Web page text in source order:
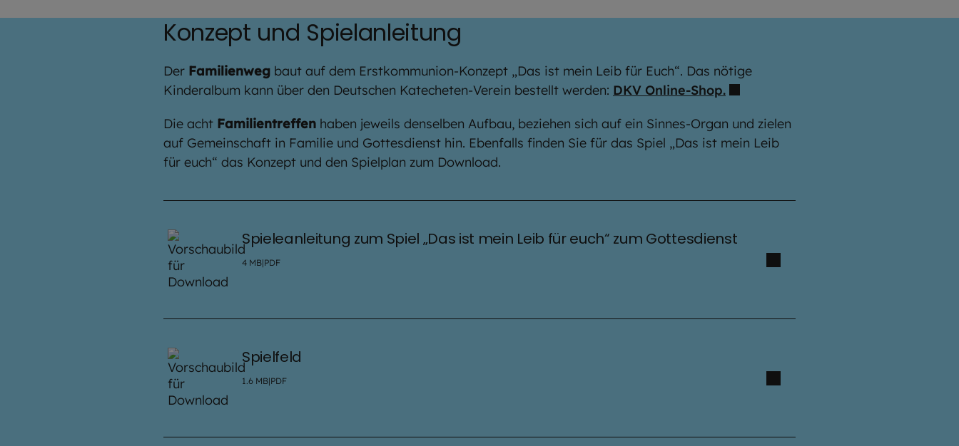
Konzept und Spielanleitung
Der Familienweg baut auf dem Erstkommunion-Konzept „Das ist mein Leib für Euch“. Das nötige
Kinderalbum kann über den Deutschen Katecheten-Verein bestellt werden: DKV Online-Shop.
Die acht Familientreffen haben jeweils denselben Aufbau, beziehen sich auf ein Sinnes-Organ und zielen
auf Gemeinschaft in Familie und Gottesdienst hin. Ebenfalls finden Sie für das Spiel „Das ist mein Leib
für euch“ das Konzept und den Spielplan zum Download.
Spieleanleitung zum Spiel „Das ist mein Leib für euch“ zum Gottesdienst
4 MB|PDF
Spielfeld
1.6 MB|PDF